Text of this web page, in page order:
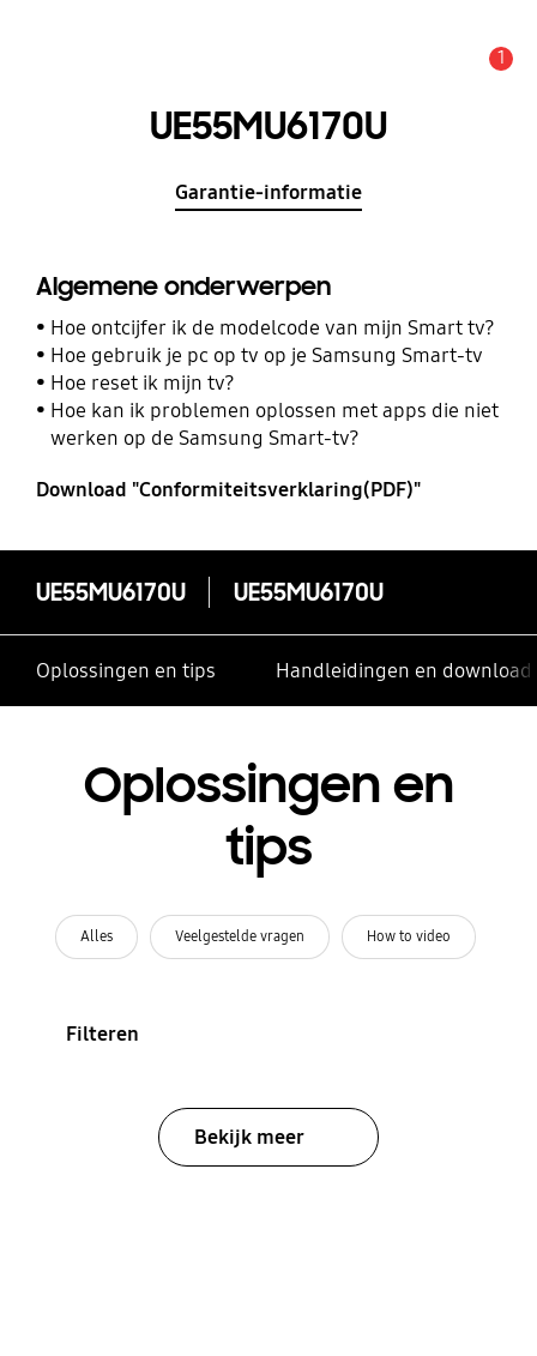
1
UE55MU6170U
Garantie-informatie
Algemene onderwerpen
Hoe ontcijfer ik de modelcode van mijn Smart tv?
Hoe gebruik je pc op tv op je Samsung Smart-tv
Hoe reset ik mijn tv?
Hoe kan ik problemen oplossen met apps die niet
werken op de Samsung Smart-tv?
Download "Conformiteitsverklaring(PDF)"
UE55MU6170U UE55MU6170U
Oplossingen en tips Handleidingen en
Oplossingen en
tips
Alles Veelgestelde vragen How to video
Filteren
Bekijk meer